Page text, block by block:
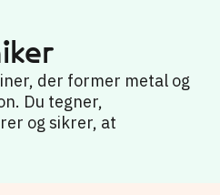
der former metal og
Du tegner,
og sikrer, at